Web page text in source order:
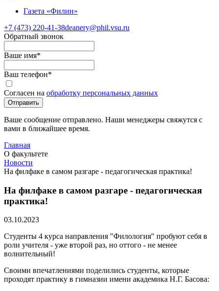
Газета «Филин»
+7 (473) 220-41-38deanery@phil.vsu.ru
Обратный звонок
Ваше имя*
Ваш телефон*
Согласен на обработку персональных данных
Отправить
Ваше сообщение отправлено. Наши менеджеры свяжутся с
вами в ближайшее время.
Главная
О факультете
Новости
На филфаке в самом разгаре - педагогическая практика!
На филфаке в самом разгаре - педагогическая
практика!
03.10.2023
Студенты 4 курса направления "Филология" пробуют себя в
роли учителя - уже второй раз, но оттого - не менее
волнительный!
Своими впечатлениями поделились студенты, которые
проходят практику в гимназии имени академика Н.Г. Басова: